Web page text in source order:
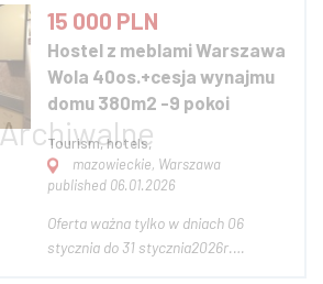
hiszpańskim od 2024 roku. Spółka
operuje w pełni wyposażonym
jachtem Bavaria 51 Cruiser (2019),
komercjalizowanym w trybi...
15 000 PLN
Hostel z meblami Warszawa
Wola 40os.+cesja wynajmu
domu 380m2 -9 pokoi
Tourism, hotels,
mazowieckie, Warszawa
published 06.01.2026
Oferta ważna tylko w dniach 06
stycznia do 31 stycznia2026r.